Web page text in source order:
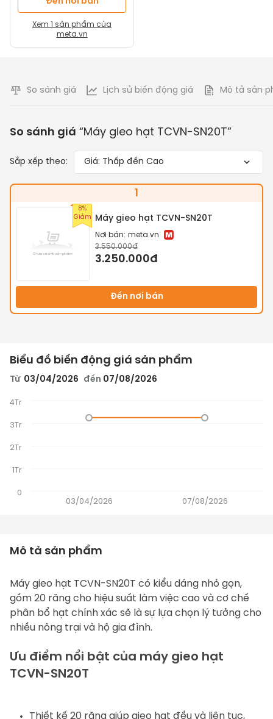
Xem 1 sản phẩm của
meta.vn
So sánh giá Lịch sử biến động giá Mô tả sản
So sánh giá “Máy gieo hạt TCVN-SN20T”
Sắp xếp theo: Giá: Thấp đến Cao
1
8%
Giảm
Máy gieo hạt TCVN-SN20T
Nơi bán: meta.vn
3.550.000đ
3.250.000đ
Đến nơi bán
Biểu đồ biến động giá sản phẩm
Từ 03/04/2026 đến 07/08/2026
0
1Tr
2Tr
3Tr
4Tr
03/04/2026 07/08/2026
Mô tả sản phẩm
Máy gieo hạt TCVN-SN20T có kiểu dáng nhỏ gọn,
gồm 20 răng cho hiệu suất làm việc cao và cơ chế
phân bổ hạt chính xác sẽ là sự lựa chọn lý tưởng cho
nhiều nông trại và hộ gia đình.
Ưu điểm nổi bật của máy gieo hạt
TCVN-SN20T
Thiết kế 20 răng giúp gieo hạt đều và liên tục,